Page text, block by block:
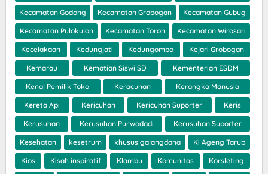
Kecamatan Godong Kecamatan Grobogan Kecamatan Gubug
Kecamatan Pulokulon Kecamatan Toroh Kecamatan Wirosari
Kecelakaan Kedungjati Kedungombo Kejari Grobogan
Kemarau Kematian Siswi SD Kementerian ESDM
Kenal Pemilik Toko Keracunan Kerangka Manusia
Kereta Api Kericuhan Kericuhan Suporter Keris
Kerusuhan Kerusuhan Purwodadi Kerusuhan Suporter
Kesehatan kesetrum khusus galangdana Ki Ageng Tarub
Kios Kisah inspiratif Klambu Komunitas Korsleting